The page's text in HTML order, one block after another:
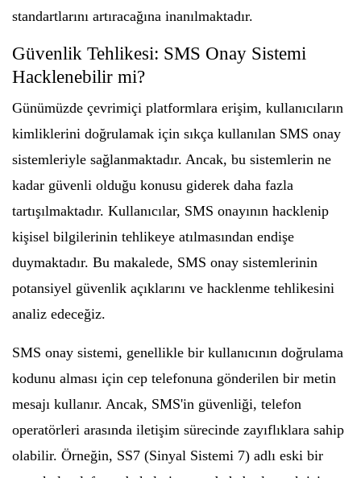
standartlarını artıracağına inanılmaktadır.
Güvenlik Tehlikesi: SMS Onay Sistemi
Hacklenebilir mi?
Günümüzde çevrimiçi platformlara erişim, kullanıcıların
kimliklerini doğrulamak için sıkça kullanılan SMS onay
sistemleriyle sağlanmaktadır. Ancak, bu sistemlerin ne
kadar güvenli olduğu konusu giderek daha fazla
tartışılmaktadır. Kullanıcılar, SMS onayının hacklenip
kişisel bilgilerinin tehlikeye atılmasından endişe
duymaktadır. Bu makalede, SMS onay sistemlerinin
potansiyel güvenlik açıklarını ve hacklenme tehlikesini
analiz edeceğiz.
SMS onay sistemi, genellikle bir kullanıcının doğrulama
kodunu alması için cep telefonuna gönderilen bir metin
mesajı kullanır. Ancak, SMS'in güvenliği, telefon
operatörleri arasında iletişim sürecinde zayıflıklara sahip
olabilir. Örneğin, SS7 (Sinyal Sistemi 7) adlı eski bir